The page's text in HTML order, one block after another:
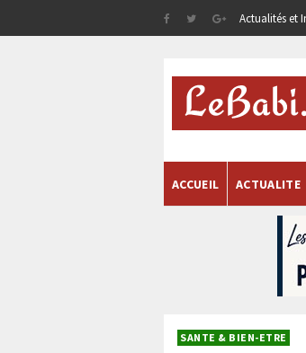
Actualités et
ACCUEIL ACTUALITE
SANTE & BIEN-ETRE